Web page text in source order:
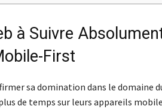
à Suivre
First
sa domination dans le domaine
de temps sur leurs appareils